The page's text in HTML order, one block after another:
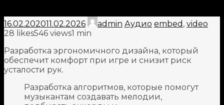
16.02.202011.02.2026 admin Аудио embed , video
28 likes546 views1 min
Разработка эргономичного дизайна, который
обеспечит комфорт при игре и снизит риск
усталости рук.
Разработка алгоритмов, которые помогут
музыкантам создавать мелодии,